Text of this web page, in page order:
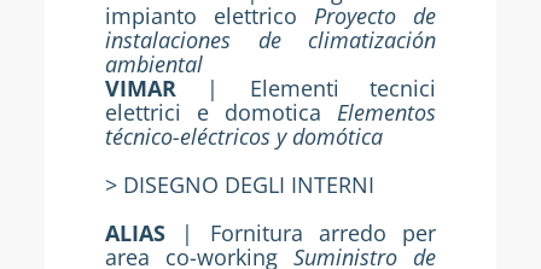
impianto elettrico Proyecto de
instalaciones de climatización
ambiental
VIMAR | Elementi tecnici
elettrici e domotica Elementos
técnico-eléctricos y domótica
> DISEGNO DEGLI INTERNI
ALIAS
| Fornitura arredo per
area co-working Suministro de